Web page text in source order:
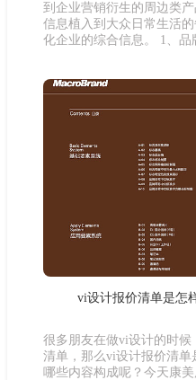
到企业营销衍生的周边类
信息植入到大众日常生活
化企业的综合信息。 1、品
vi设计报价清单是怎
很多朋友在做vi设计的时
清单，那么vi设计报价清
哪些内容构成呢？今天康